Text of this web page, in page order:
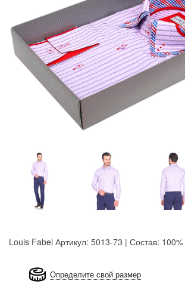
Louis Fabel Артикул: 5013-73 | Состав:
Определите свой размер